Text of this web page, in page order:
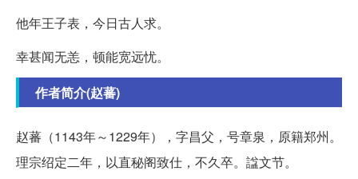
他年王子表，今日古人求。
幸甚闻无恙，顿能宽远忧。
作者简介(赵蕃)
赵蕃（1143年～1229年），字昌父，号章泉，原籍郑州。
理宗绍定二年，以直秘阁致仕，不久卒。諡文节。